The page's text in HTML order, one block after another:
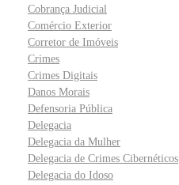
Cobrança Judicial
Comércio Exterior
Corretor de Imóveis
Crimes
Crimes Digitais
Danos Morais
Defensoria Pública
Delegacia
Delegacia da Mulher
Delegacia de Crimes Cibernéticos
Delegacia do Idoso